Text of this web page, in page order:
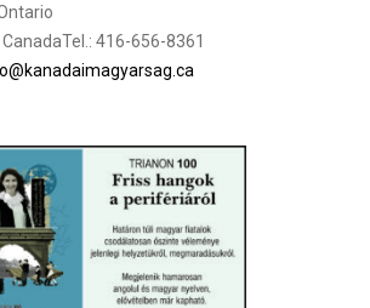
416-656-8361